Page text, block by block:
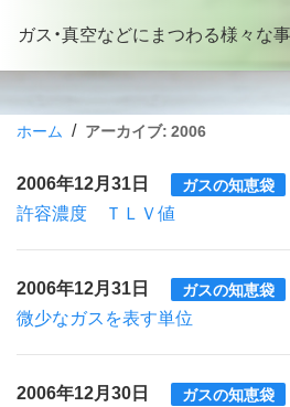
ガス・真空などにまつわる様々な
ホーム / アーカイブ: 2006
2006年12月31日 ガスの知恵袋
許容濃度 ＴＬＶ値
2006年12月31日 ガスの知恵袋
微少なガスを表す単位
2006年12月30日 ガスの知恵袋